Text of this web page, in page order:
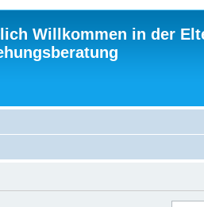
Willkommen in der